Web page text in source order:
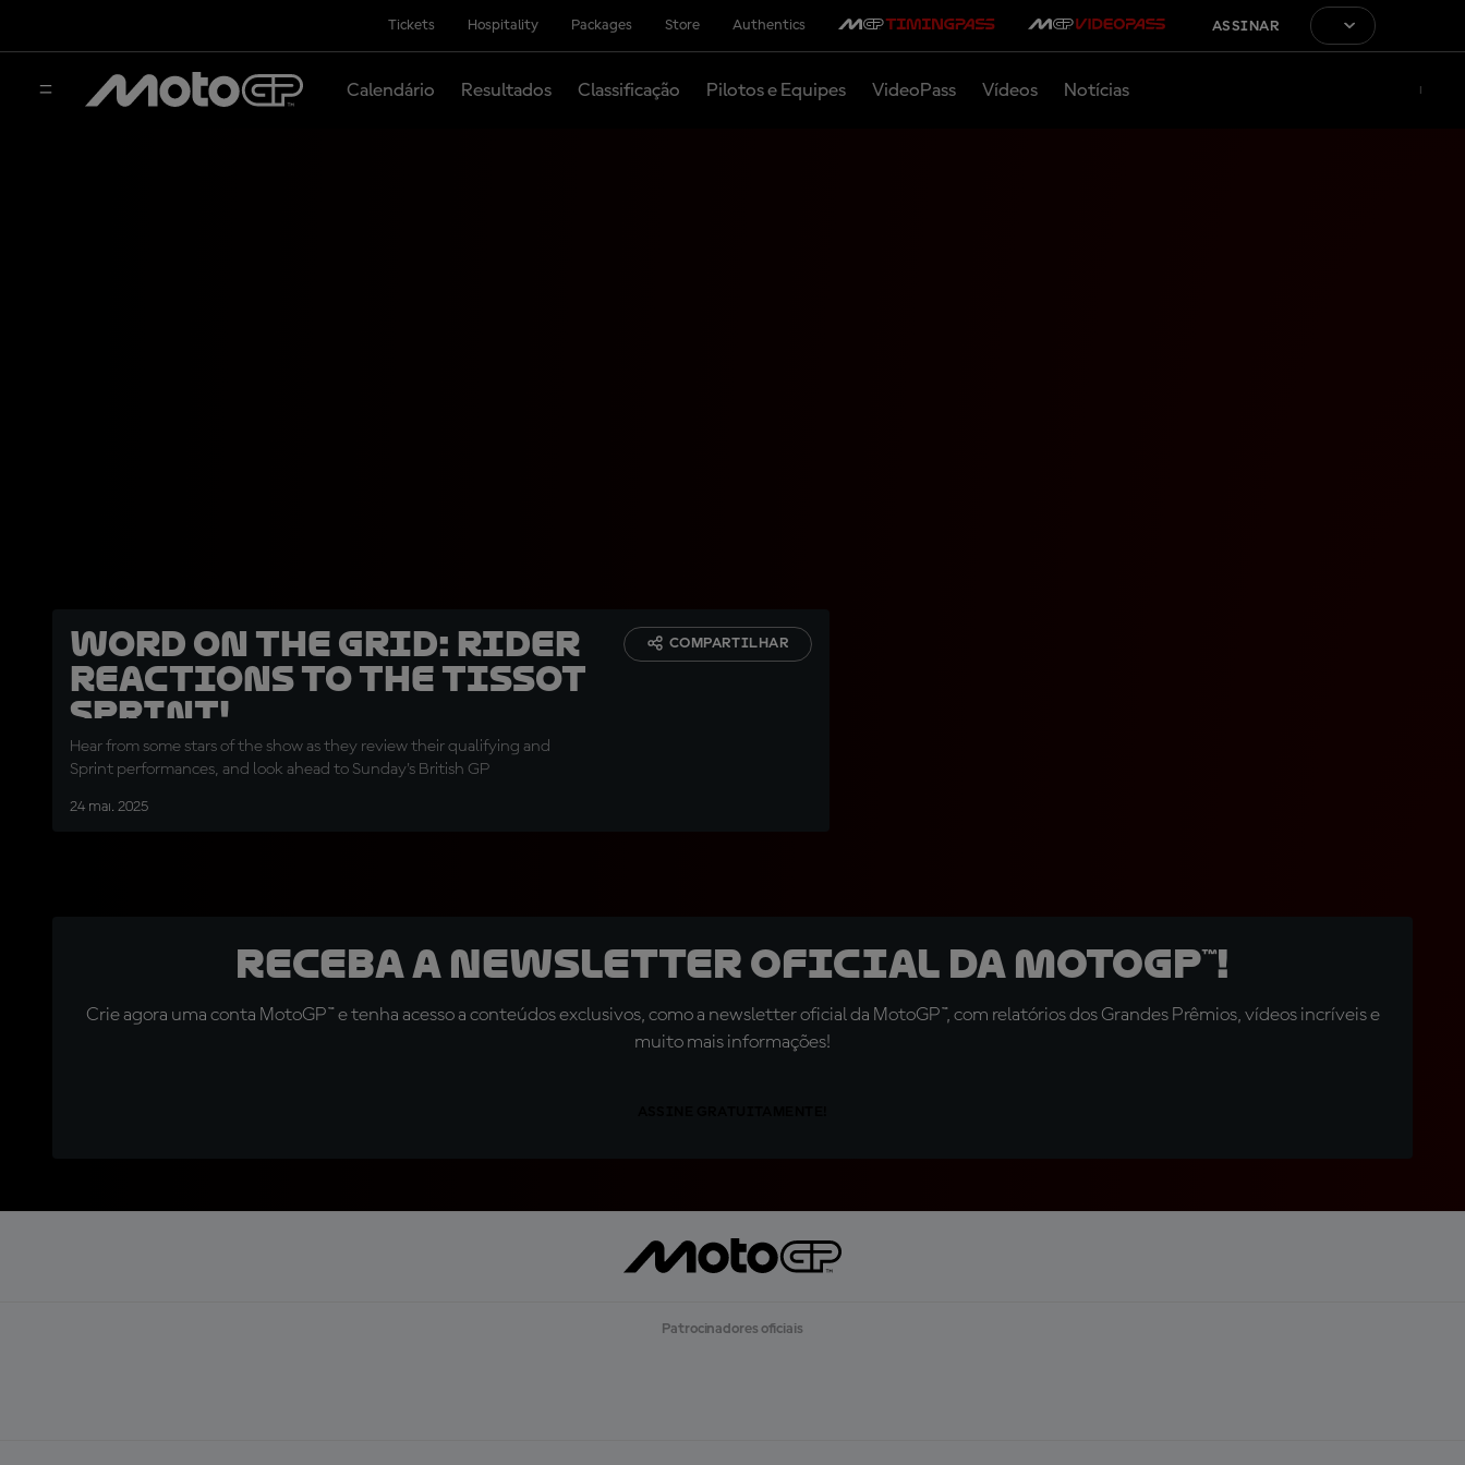
Tickets Hospitality Packages Store Authentics ASSINAR
Calendário Resultados Classificação Pilotos e Equipes VideoPass Vídeos Notícias
Word on the Grid: Rider
reactions to the Tissot
Sprint!
Hear from some stars of the show as they review their qualifying and
Sprint performances, and look ahead to Sunday's British GP
24 mai. 2025
COMPARTILHAR
Receba a newsletter oficial da MotoGP™!
Crie agora uma conta MotoGP™ e tenha acesso a conteúdos exclusivos, como a newsletter oficial da MotoGP™, com relatórios dos Grandes Prêmios, vídeos incríveis e
muito mais informações!
Patrocinadores oficiais